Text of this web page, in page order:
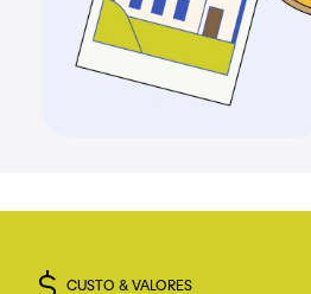
CUSTO & VALORES